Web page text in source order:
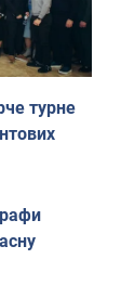
турне